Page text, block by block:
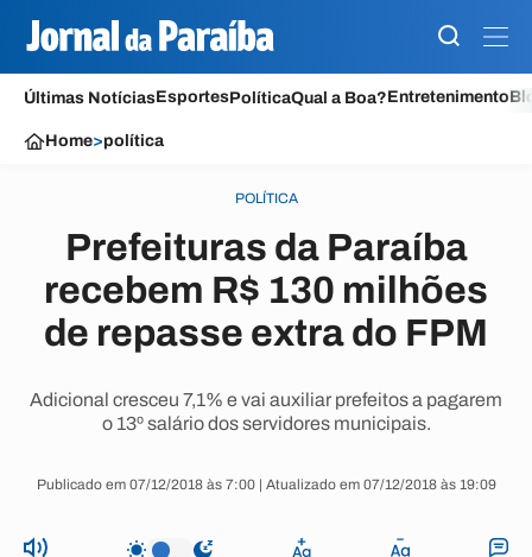
Últimas NotíciasEsportesPolíticaQual a Boa?Entretenimento
Home>política
POLÍTICA
Prefeituras da Paraíba
recebem R$ 130 milhões
de repasse extra do FPM
Adicional cresceu 7,1% e vai auxiliar prefeitos a pagarem
o 13º salário dos servidores municipais.
Publicado em 07/12/2018 às 7:00 | Atualizado em 07/12/2018 às 19:09